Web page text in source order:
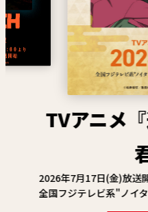
イチオシ情報
漫画賞
関連リンク
TVアニメ
2026年7月17日(金)放送
全国フジテレビ系"ノイ